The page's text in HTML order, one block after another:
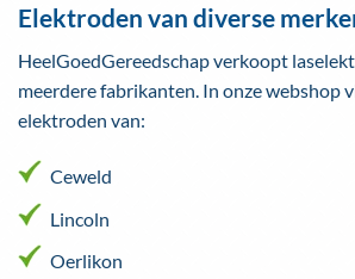
Elektroden van diverse
HeelGoedGereedschap verkoopt
meerdere fabrikanten. In onze webshop
elektroden van:
Ceweld
Lincoln
Oerlikon